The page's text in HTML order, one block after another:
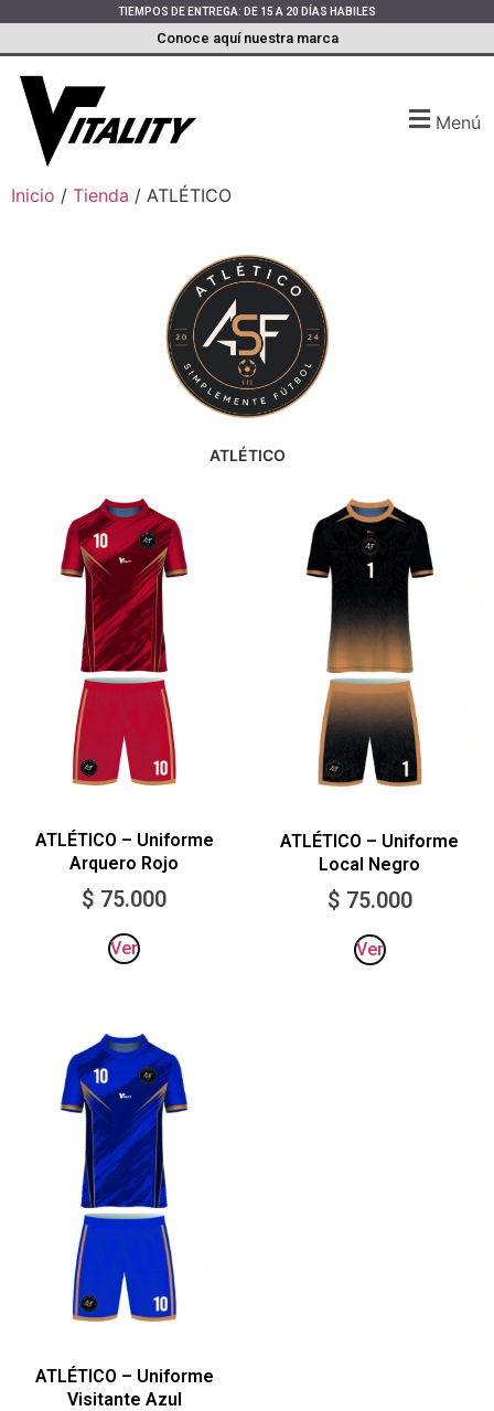
TIEMPOS DE ENTREGA: DE 15 A 20 DÍAS HABILES
Conoce aquí nuestra marca
Menú
Inicio / Tienda / ATLÉTICO
ATLÉTICO
ATLÉTICO – Uniforme
Arquero Rojo
$ 75.000
Ver
ATLÉTICO – Uniforme
Local Negro
$ 75.000
Ver
ATLÉTICO – Uniforme
Visitante Azul